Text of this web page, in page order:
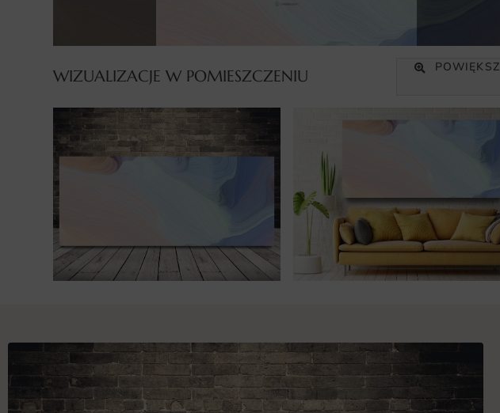
WIZUALIZACJE W POMIESZCZENIU POWIĘKSZ